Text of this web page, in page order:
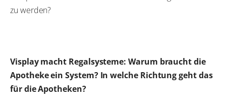
zu werden?
Visplay macht Regalsysteme: Warum braucht die
Apotheke ein System? In welche Richtung geht das
für die Apotheken?